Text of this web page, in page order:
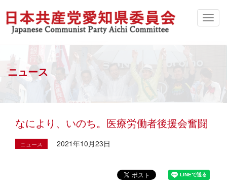
ニュース
なにより、いのち。医療労働者後援会奮闘
ニュース 2021年10月23日